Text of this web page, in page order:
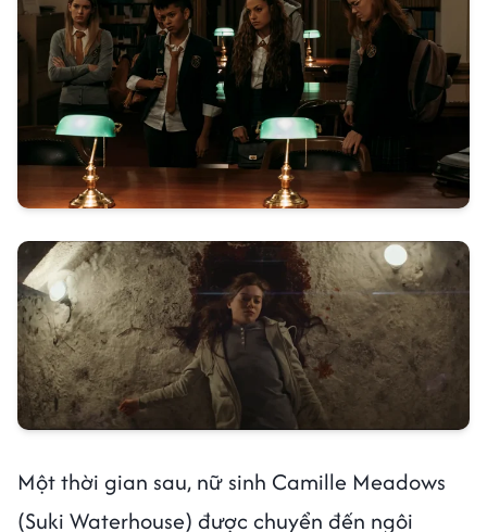
Một thời gian sau, nữ sinh Camille Meadows
(Suki Waterhouse) được chuyển đến ngôi